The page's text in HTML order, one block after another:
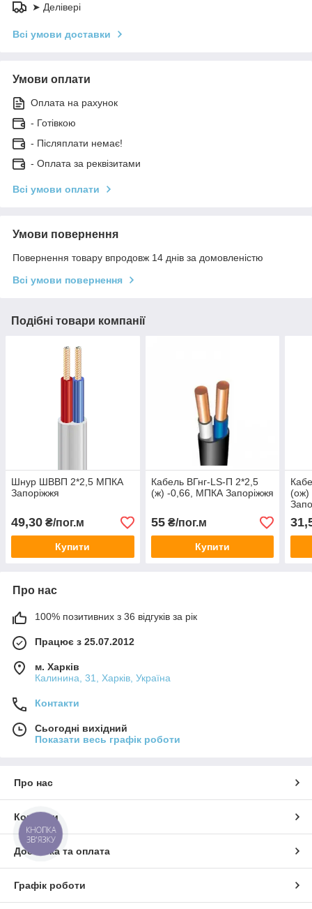
➤ Делівері
Всі умови доставки
Умови оплати
Оплата на рахунок
- Готівкою
- Післяплати немає!
- Оплата за реквізитами
Всі умови оплати
Умови повернення
Повернення товару впродовж 14 днів за домовленістю
Всі умови повернення
Подібні товари компанії
Шнур ШВВП 2*2,5 МПКА
Запоріжжя
49,30 ₴/пог.м
Купити
Кабель ВГнг-LS-П 2*2,5
(ж) -0,66, МПКА Запоріжжя
55₴/пог.м
Купити
Про нас
100% позитивних з 36 відгуків за рік
Працює з 25.07.2012
м. Харків
Калинина, 31, Харків, Україна
Контакти
Сьогодні вихідний
Показати весь графік роботи
Про нас
Контакти
Доставка та оплата
Графік роботи
КНОПКА
ЗВ'ЯЗКУ